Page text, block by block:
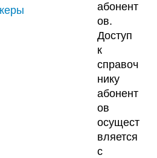
абонент
ов.
Доступ
к
справоч
нику
абонент
ов
осущест
вляется
с